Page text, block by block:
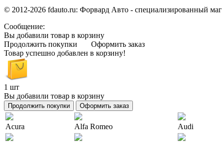
© 2012-2026 fdauto.ru: Форвард Авто - специализированный
Сообщение:
Вы добавили товар в корзину
Продолжить покупки
Оформить заказ
Товар успешно добавлен в корзину!
1 шт
Вы добавили товар в корзину
Продолжить покупки Оформить заказ
Acura Alfa Romeo Audi